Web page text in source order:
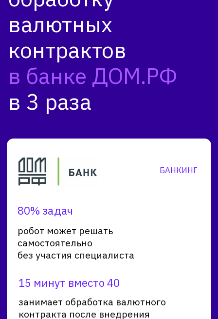
в 3 раза
80% задач
БАНКИНГ
робот может решать
самостоятельно
15 минут вместо 40
контракта после внедрения
роботизации